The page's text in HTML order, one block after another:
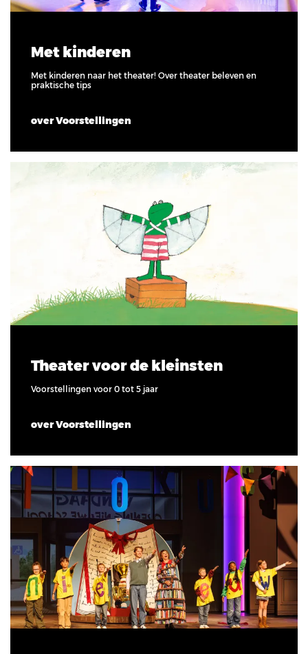
Met kinderen
Met kinderen naar het theater! Over theater beleven en
praktische tips
over Voorstellingen
Theater voor de kleinsten
Voorstellingen voor 0 tot 5 jaar
over Voorstellingen